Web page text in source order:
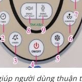
người dùng thuận